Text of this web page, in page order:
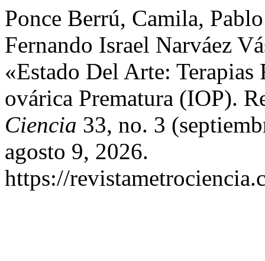
Ponce Berrú, Camila,
Fernando Israel Narváez
«Estado Del Arte:
ovárica Prematura (IOP).
Ciencia 33, no. 3
agosto 9, 2026.
https://